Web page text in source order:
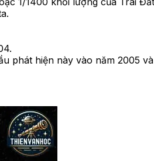
phát hiện này vào năm 2005